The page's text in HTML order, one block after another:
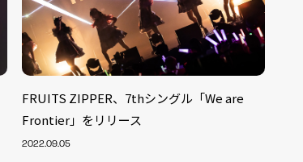
FRUITS ZIPPER、7thシングル「We are
Frontier」をリリース
2022.09.05